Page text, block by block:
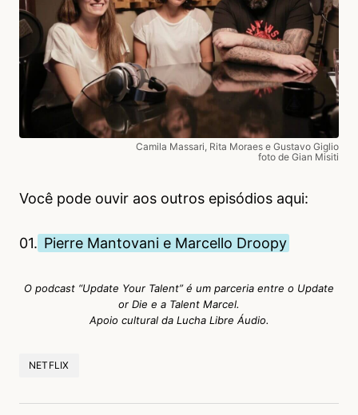
Camila Massari, Rita Moraes e Gustavo Giglio
foto de Gian Misiti
Você pode ouvir aos outros episódios aqui:
01. Pierre Mantovani e Marcello Droopy
O podcast “Update Your Talent” é um parceria entre o Update
or Die e a Talent Marcel.
Apoio cultural da Lucha Libre Áudio.
NETFLIX